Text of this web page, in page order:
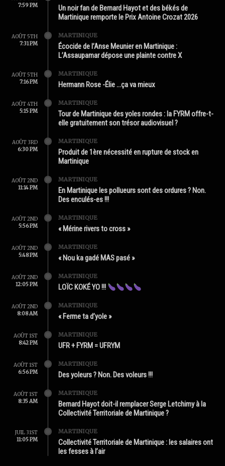
7:59 PM
Un noir fan de Bernard Hayot et des békés de
Martinique remporte le Prix Antoine Crozat 2026
AOÛT 5TH
7:31 PM
MARTINIQUE
Écocide de l’Anse Meunier en Martinique :
L’Assaupamar dépose une plainte contre X
AOÛT 5TH
7:16 PM
MARTINIQUE
Hermann Rose -Élie …ça va mieux
AOÛT 4TH
5:15 PM
MARTINIQUE
Tour de Martinique des yoles rondes : la FYRM offre-t-
elle gratuitement son trésor audiovisuel ?
AOÛT 3RD
6:30 PM
MARTINIQUE
Produit de 1ère nécessité en rupture de stock en
Martinique
AOÛT 2ND
11:14 PM
MARTINIQUE
En Martinique les pollueurs sont des ordures ? Non.
Des enculés-es !!!
AOÛT 2ND
5:56 PM
MARTINIQUE
« Mérine rivers to cross »
AOÛT 2ND
5:48 PM
MARTINIQUE
« Nou ka gadé MAS pasé »
AOÛT 2ND
12:05 PM
MARTINIQUE
LOÏC KOKÉ YO !!!
AOÛT 2ND
8:08 AM
MARTINIQUE
« Ferme ta d’yole »
AOÛT 1ST
8:42 PM
MARTINIQUE
UFR + FYRM = UFRYM
AOÛT 1ST
6:56 PM
MARTINIQUE
Des yoleurs ? Non. Des voleurs !!!
AOÛT 1ST
8:35 AM
MARTINIQUE
Bernard Hayot doit-il remplacer Serge Letchimy à la
Collectivité Territoriale de Martinique ?
JUIL 31ST
11:05 PM
MARTINIQUE
Collectivité Territoriale de Martinique : les salaires ont
les fesses à l’air